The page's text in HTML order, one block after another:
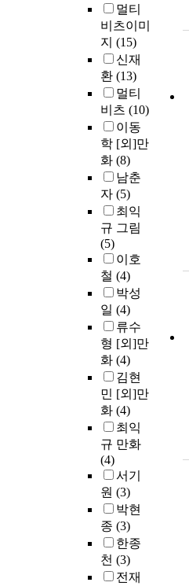
멀티
비츠이미
지 (15)
신재
환 (13)
멀티
비츠 (10)
이동
학 [외]만
화 (8)
남춘
자 (5)
최익
규 그림
(5)
이호
철 (4)
박성
일 (4)
류수
형 [외]만
화 (4)
김현
민 [외]만
화 (4)
최익
규 만화
(4)
서기
원 (3)
박현
종 (3)
한종
천 (3)
전재